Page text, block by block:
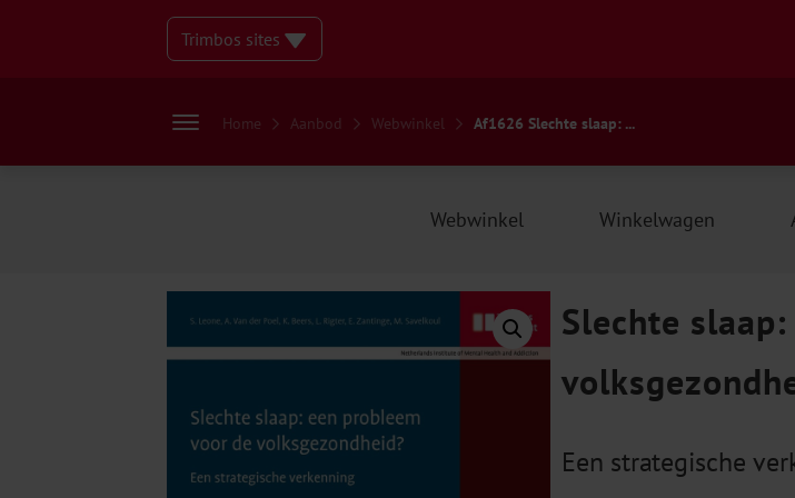
Trimbos sites
Home Aanbod Webwinkel Af1626 Slechte slaap: ...
Webwinkel Winkelwagen
Slechte
Een strategische